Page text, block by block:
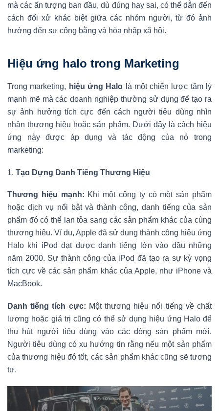
mà các ấn tượng ban đầu, dù đúng hay sai, có thể dẫn đến
cách đối xử khác biệt giữa các nhóm người, từ đó ảnh
hưởng đến sự công bằng và hòa nhập xã hội.
Hiệu ứng halo trong Marketing
Trong marketing, hiệu ứng Halo là một chiến lược tâm lý
mạnh mẽ mà các doanh nghiệp thường sử dụng để tạo ra
sự ảnh hưởng tích cực đến cách người tiêu dùng nhìn
nhận thương hiệu hoặc sản phẩm. Dưới đây là cách hiệu
ứng này được áp dụng và tác động của nó trong
marketing:
1. Tạo Dựng Danh Tiếng Thương Hiệu
Thương hiệu mạnh: Khi một công ty có một sản phẩm
hoặc dịch vụ nổi bật và thành công, danh tiếng của sản
phẩm đó có thể lan tỏa sang các sản phẩm khác của cùng
thương hiệu. Ví dụ, Apple đã sử dụng thành công hiệu ứng
Halo khi iPod đạt được danh tiếng lớn vào đầu những
năm 2000. Sự thành công của iPod đã tạo ra sự kỳ vọng
tích cực về các sản phẩm khác của Apple, như iPhone và
MacBook.
Danh tiếng tích cực: Một thương hiệu nổi tiếng về chất
lượng hoặc giá trị cũng có thể sử dụng hiệu ứng Halo để
thu hút người tiêu dùng vào các dòng sản phẩm mới.
Người tiêu dùng có xu hướng tin rằng nếu một sản phẩm
của thương hiệu đó tốt, các sản phẩm khác cũng sẽ tương
tự.